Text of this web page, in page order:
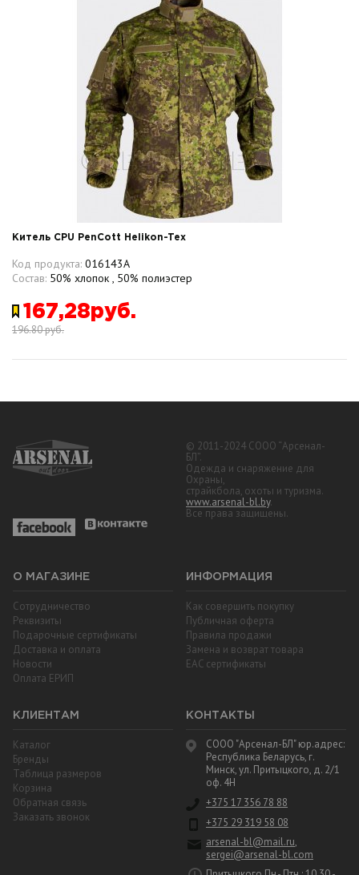
Китель CPU PenCott Helikon-Tex
Код продукта: 016143A
Состав: 50% хлопок , 50% полиэстер
167,28руб.
196.80 руб.
© 2011-2024 СООО “Арсенал-
БЛ”.
Одежда и снаряжение для
Охраны,
страйкбола, охоты и туризма.
www.arsenal-bl.by.
Все права защищены.
О МАГАЗИНЕ
Сотрудничество
Реквизиты
Подарочные сертификаты
Доставка и оплата
Новости
Оплата ЕРИП
ИНФОРМАЦИЯ
Как совершить покупку
Публичная оферта
Правила продажи
Замена и возврат товара
EAC cертификаты
КЛИЕНТАМ
Каталог
Бренды
Таблица размеров
Корзина
Обратная связь
Заказать звонок
КОНТАКТЫ
СООО "Арсенал-БЛ" юр.адрес:
Республика Беларусь, г.
Минск, ул. Притыцкого, д. 2/1
оф. 4Н
+375 17 356 78 88
+375 29 319 58 08
arsenal-bl@mail.ru,
sergei@arsenal-bl.com